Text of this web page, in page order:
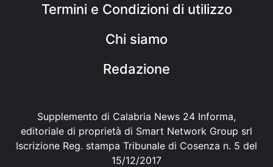
Termini e Condizioni di utilizzo
Chi siamo
Redazione
Supplemento di Calabria News 24 Informa,
editoriale di proprietà di Smart Network Group srl
Iscrizione Reg. stampa Tribunale di Cosenza n. 5 del
15/12/2017